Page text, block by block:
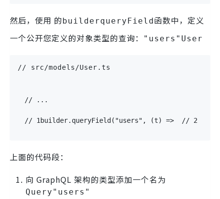
然后，使用 的builderqueryField函数中，定义
一个公开您定义的对象类型的查询：
"users"User
// src/models/User.ts
// ...
// 1builder. queryField( "users" , (t) => // 2
上面的代码段：
向 GraphQL 架构的类型添加一个名为
Query "users"